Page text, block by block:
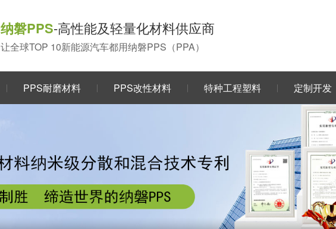
纳磐PPS-高性能及轻量化材料供应商
让全球TOP 10新能源汽车都用纳磐PPS（PPA）
PPS耐磨材料 PPS改性材料 特种工程塑料 定制开发